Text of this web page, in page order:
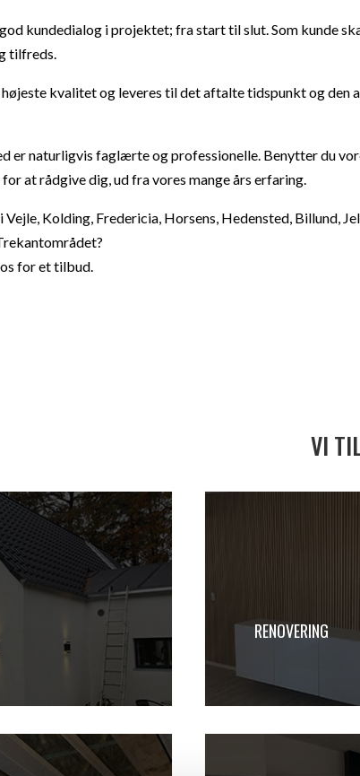
kundedialog i projektet; fra start til slut. Som kunde
tilfreds.
kvalitet og leveres til det aftalte tidspunkt og den
er naturligvis faglærte og professionelle. Benytter du
at rådgive dig, ud fra vores mange års erfaring.
Vejle, Kolding, Fredericia, Horsens, Hedensted, Billund,
for et tilbud.
VI
RENOVERING